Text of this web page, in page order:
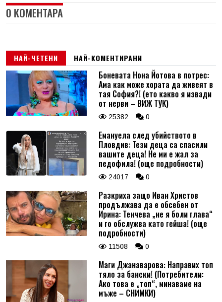
0 КОМЕНТАРА
НАЙ-ЧЕТЕНИ НАЙ-КОМЕНТИРАНИ
Боневата Нона Йотова в потрес:
Ама как може хората да живеят в
тая София?! (ето какво я извади
от нерви – ВИЖ ТУК)
25382 0
Емануела след убийството в
Пловдив: Тези деца са спасили
вашите деца! Не ми е жал за
педофила! (още подробности)
24017 0
Разкриха защо Иван Христов
продължава да е обсебен от
Ирина: Тенчева „не я боли глава“
и го обслужва като гейша! (още
подробности)
11508 0
Маги Джанаварова: Направих топ
тяло за бански! (Потребители:
Ако това е „топ“, минаваме на
мъже – СНИМКИ)